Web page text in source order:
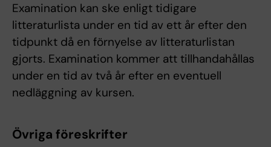
Examination kan ske enligt tidigare
litteraturlista under en tid av ett år efter den
tidpunkt då en förnyelse av litteraturlistan
gjorts. Examination kommer att tillhandahållas
under en tid av två år efter en eventuell
nedläggning av kursen.
Övriga föreskrifter